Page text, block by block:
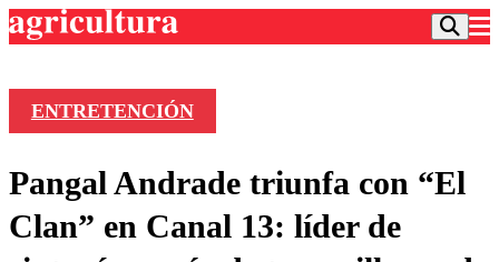
Frecuencias
Agricultura TV
Deportes
ENTRETENCIÓN
Pangal Andrade triunfa con “El
Clan” en Canal 13: líder de